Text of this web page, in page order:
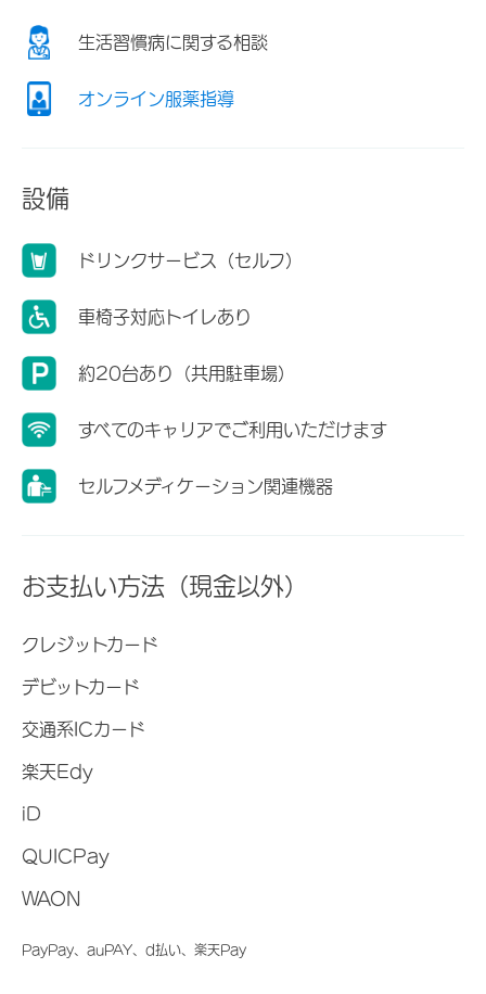
生活習慣病に関する相談
オンライン服薬指導
設備
ドリンクサービス（セルフ）
車椅子対応トイレあり
約20台あり（共用駐車場）
すべてのキャリアでご利用いただけます
セルフメディケーション関連機器
お支払い方法（現金以外）
クレジットカード
デビットカード
交通系ICカード
楽天Edy
iD
QUICPay
WAON
PayPay、auPAY、d払い、楽天Pay